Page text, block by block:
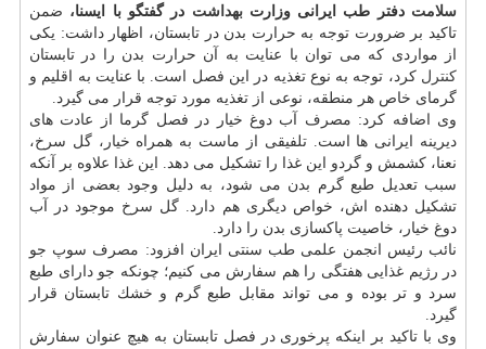
سلامت دفتر طب ایرانی وزارتبهداشت در گفتگو با ایسنا، ضمن
تاكید بر ضرورت توجه به حرارت بدن در تابستان، اظهار داشت: یكی
از مواردی كه می توان با عنایت به آن حرارت بدن را در تابستان
كنترل كرد، توجه به نوع تغذیه در این فصل است. با عنایت به اقلیم و
گرمای خاص هر منطقه، نوعی از تغذیه مورد توجه قرار می گیرد.
وی اضافه كرد: مصرف آب دوغ خیار در فصل گرما از عادت های
دیرینه ایرانی ها است. تلفیقی از ماست به همراه خیار، گل سرخ،
نعنا، كشمش و گردو این غذا را تشكیل می دهد. این غذا علاوه بر آنكه
سبب تعدیل طبع گرم بدن می شود، به دلیل وجود بعضی از مواد
تشكیل دهنده اش، خواص دیگری هم دارد. گل سرخ موجود در آب
دوغ خیار، خاصیت پاكسازی بدن را دارد.
نائب رئیس انجمن علمی طب سنتی ایران افزود: مصرف سوپ جو
در رژیم غذایی هفتگی را هم سفارش می كنیم؛ چونكه جو دارای طبع
سرد و تر بوده و می تواند مقابل طبع گرم و خشك تابستان قرار
گیرد.
وی با تاكید بر اینكه پرخوری در فصل تابستان به هیچ عنوان سفارش